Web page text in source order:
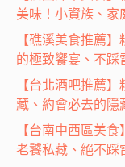
美味！小資族、家
【礁溪美食推薦
的極致饗宴、不踩
【台北酒吧推薦
藏、約會必去的隱
【台南中西區美
老饕私藏、絕不踩